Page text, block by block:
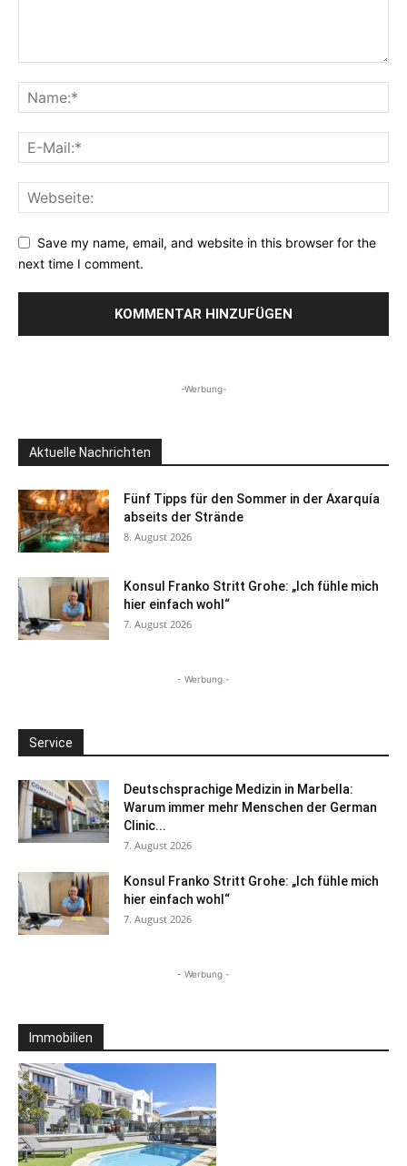
Save my name, email, and website in this browser for the
next time I comment.
-Werbung-
Aktuelle Nachrichten
Fünf Tipps für den Sommer in der Axarquía
abseits der Strände
8. August 2026
Konsul Franko Stritt Grohe: „Ich fühle mich
hier einfach wohl“
7. August 2026
- Werbung -
Service
Deutschsprachige Medizin in Marbella:
Warum immer mehr Menschen der German
Clinic...
7. August 2026
Konsul Franko Stritt Grohe: „Ich fühle mich
hier einfach wohl“
7. August 2026
- Werbung -
Immobilien